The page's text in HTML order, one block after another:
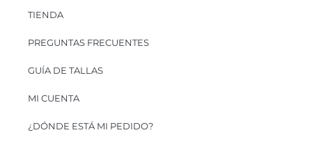
TIENDA
PREGUNTAS FRECUENTES
GUÍA DE TALLAS
MI CUENTA
¿DÓNDE ESTÁ MI PEDIDO?